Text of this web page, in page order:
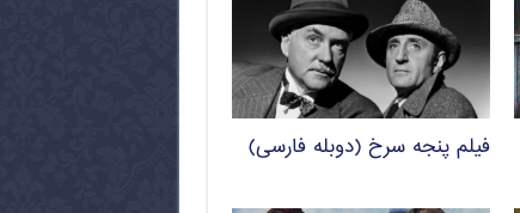
فیلم پنجه سرخ (دوبله فارسی)